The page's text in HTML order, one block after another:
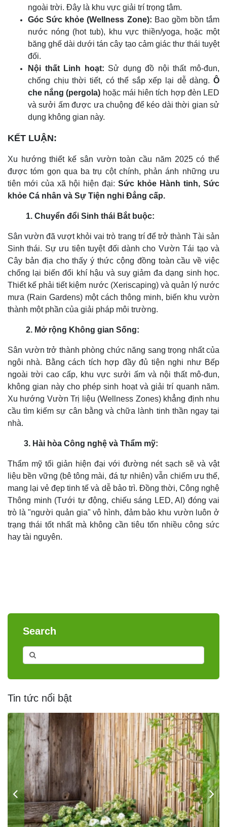
ngoài trời. Đây là khu vực giải trí trọng tâm.
Góc Sức khỏe (Wellness Zone): Bao gồm bồn tắm
nước nóng (hot tub), khu vực thiền/yoga, hoặc một
băng ghế dài dưới tán cây tạo cảm giác thư thái tuyệt
đối.
Nội thất Linh hoạt: Sử dụng đồ nội thất mô-đun,
chống chịu thời tiết, có thể sắp xếp lại dễ dàng. Ô
che nắng (pergola) hoặc mái hiên tích hợp đèn LED
và sưởi ấm được ưa chuộng để kéo dài thời gian sử
dụng không gian này.
KẾT LUẬN:
Xu hướng thiết kế sân vườn toàn cầu năm 2025 có thể
được tóm gọn qua ba trụ cột chính, phản ánh những ưu
tiên mới của xã hội hiện đại: Sức khỏe Hành tinh, Sức
khỏe Cá nhân và Sự Tiện nghi Đẳng cấp.
1. Chuyển đổi Sinh thái Bắt buộc:
Sân vườn đã vượt khỏi vai trò trang trí để trở thành Tài sản
Sinh thái. Sự ưu tiên tuyệt đối dành cho Vườn Tái tạo và
Cây bản địa cho thấy ý thức cộng đồng toàn cầu về việc
chống lại biến đổi khí hậu và suy giảm đa dạng sinh học.
Thiết kế phải tiết kiệm nước (Xeriscaping) và quản lý nước
mưa (Rain Gardens) một cách thông minh, biến khu vườn
thành một phần của giải pháp môi trường.
2. Mở rộng Không gian Sống:
Sân vườn trở thành phòng chức năng sang trọng nhất của
ngôi nhà. Bằng cách tích hợp đầy đủ tiện nghi như Bếp
ngoài trời cao cấp, khu vực sưởi ấm và nội thất mô-đun,
không gian này cho phép sinh hoạt và giải trí quanh năm.
Xu hướng Vườn Trị liệu (Wellness Zones) khẳng định nhu
cầu tìm kiếm sự cân bằng và chữa lành tinh thần ngay tại
nhà.
3. Hài hòa Công nghệ và Thẩm mỹ:
Thẩm mỹ tối giản hiện đại với đường nét sạch sẽ và vật
liệu bền vững (bê tông mài, đá tự nhiên) vẫn chiếm ưu thế,
mang lại vẻ đẹp tinh tế và dễ bảo trì. Đồng thời, Công nghệ
Thông minh (Tưới tự động, chiếu sáng LED, AI) đóng vai
trò là "người quản gia" vô hình, đảm bảo khu vườn luôn ở
trạng thái tốt nhất mà không cần tiêu tốn nhiều công sức
hay tài nguyên.
Search
Tin tức nổi bật